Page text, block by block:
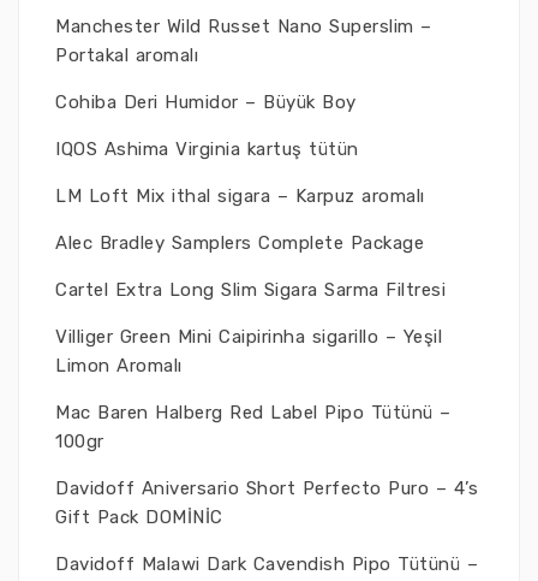
Manchester Wild Russet Nano Superslim –
Portakal aromalı
Cohiba Deri Humidor – Büyük Boy
IQOS Ashima Virginia kartuş tütün
LM Loft Mix ithal sigara – Karpuz aromalı
Alec Bradley Samplers Complete Package
Cartel Extra Long Slim Sigara Sarma Filtresi
Villiger Green Mini Caipirinha sigarillo – Yeşil
Limon Aromalı
Mac Baren Halberg Red Label Pipo Tütünü –
100gr
Davidoff Aniversario Short Perfecto Puro – 4’s
Gift Pack DOMİNİC
Davidoff Malawi Dark Cavendish Pipo Tütünü –